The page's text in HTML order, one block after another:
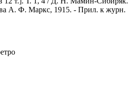
А. Ф. Маркс, 1915. - Прил. к журн.